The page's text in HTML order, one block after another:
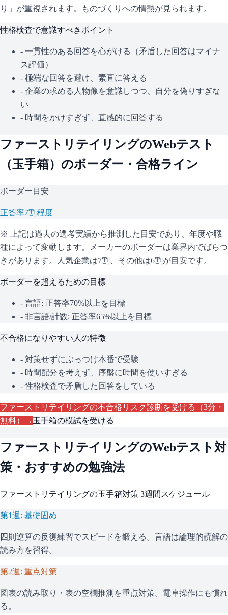
り」が重視されます。ものづくりへの情熱が見られます。
性格検査で意識すべきポイント
- 一貫性のある回答を心がける（矛盾した回答はマイナ
ス評価）
- 極端な回答を避け、素直に答える
- 企業の求める人物像を意識しつつ、自分を偽りすぎな
い
- 時間をかけすぎず、直感的に回答する
ファーストリテイリングのWebテスト
（玉手箱）のボーダー・合格ライン
ボーダー目安
正答率7割程度
※ 上記は過去の選考実績から推測した目安であり、年度や職
種によって変動します。
メーカーのボーダーは業界内でばらつ
きがあります。人気企業は7割、その他は6割が目安です。
ボーダーを超えるための目標
- 言語: 正答率70%以上を目標
- 非言語/計数: 正答率65%以上を目標
不合格になりやすい人の特徴
- 対策せずにぶっつけ本番で受験
- 時間配分を考えず、序盤に時間を使いすぎる
- 性格検査で矛盾した回答をしている
ファーストリテイリングの不合格リスク診断を受ける（3分・
無料）→ 玉手箱の模試を受ける
ファーストリテイリングのWebテスト対
策・おすすめの勉強法
ファーストリテイリングの玉手箱対策 3週間スケジュール
第1週: 基礎固め
四則逆算の反復練習でスピードを鍛える。言語は論理的読解の
読み方を習得。
第2週: 重点対策
図表の読み取り・表の空欄推測を重点対策。電卓操作にも慣れ
る。